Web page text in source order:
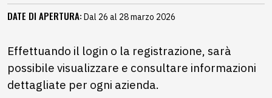
DATE DI APERTURA: Dal 26 al 28 marzo 2026
Effettuando il login o la registrazione, sarà
possibile visualizzare e consultare informazioni
dettagliate per ogni azienda.